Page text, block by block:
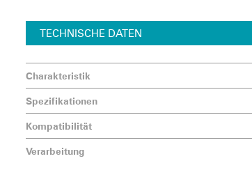
TECHNISCHE DATEN
Charakteristik
Spezifikationen
Kompatibilität
Verarbeitung